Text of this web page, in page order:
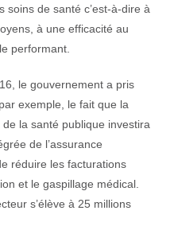
soins de santé c’est-à-dire à
à une efficacité au
performant.
le gouvernement a pris
exemple, le fait que la
la santé publique investira
de l’assurance
réduire les facturations
et le gaspillage médical.
s’élève à 25 millions